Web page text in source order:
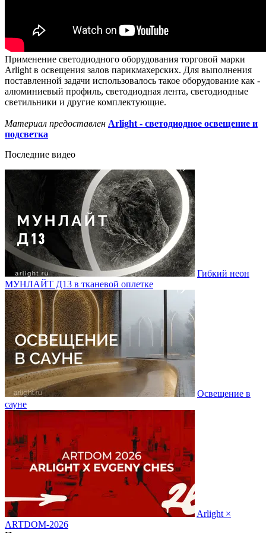
Применение светодиодного оборудования торговой марки
Arlight в освещения залов парикмахерских. Для выполнения
поставленной задачи использовалось такое оборудование как -
алюминиевый профиль, светодиодная лента, светодиодные
светильники и другие комплектующие.
Материал предоставлен Arlight - светодиодное освещение и
подсветка
Последние видео
Гибкий неон
МУНЛАЙТ Д13 в тканевой оплетке
Освещение в
сауне
Arlight ×
ARTDOM-2026